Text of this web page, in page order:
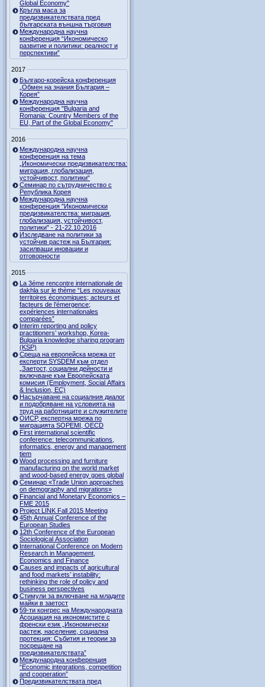
Global Economy"
Кръгла маса за
предизвикателствата пред
българската външна търговия
Международна научна
конференция “Икономическо
развитие и политики: реалност и
перспективи”
2017
Българо-корейска конференция
„Обмен на знания България –
Корея”
Международна научна
конференция "Bulgaria and
Romania: Country Members of the
EU, Part of the Global Economy"
2016
Международна научна
конференция на тема
„Икономически предизвикателства:
миграция, глобализация,
устойчивост, политики“
Семинар по сътрудничество с
Република Корея
Международна научна
конференция "Икономически
предизвикателства: миграция,
глобализация, устойчивост,
политики" - 21-22.10.2016
Изследване на политики за
устойчив растеж на България:
засилващи иновации и
отговорности
2015
La 3éme rencontre internationale de
dakhla sur le thème “Les nouveaux
territoires économiques; acteurs et
facteurs de l’émergence;
expériences internationales
comparées”
Interim reporting and policy
practitioners’ workshop, Korea-
Bulgaria knowledge sharing program
(KSP)
Среща на европейска мрежа от
експерти SYSDEM към отдел
„Заетост, социални дейности и
включване към Европейската
комисия (Employment, Social Affairs
& Inclusion, ЕС)
Насърчаване на социалния диалог
и подобряване на условията на
труд на работниците и служителите
ОИСР, експертна мрежа по
миграцията SOPEMI, OECD
First international scientific
conference: telecommunications,
informatics, energy and management
tiem
Wood processing and furniture
manufacturing on the world market
and wood-based energy goes global
Семинар «Trade Union approaches
on demography and migrations»
Financial and Monetary Economics –
FME 2015
Project LINK Fall 2015 Meeting
45th Annual Conference of the
European Studies
12th Conference of the European
Sociological Association
International Conference on Modern
Research in Management,
Economics and Finance
Causes and impacts of agricultural
and food markets’ instability:
rethinking the role of policy and
business perspectives
Стимули за включване на младите
майки в заетост
59-ти конгрес на Международната
Асоциация на икономистите с
френски език „Икономически
растеж, население, социална
протекция: Събития и теории за
посрещане на
предизвикателствата”
Международна конференция
“Economic integrations, competition
and cooperation”
Предизвикателствата пред